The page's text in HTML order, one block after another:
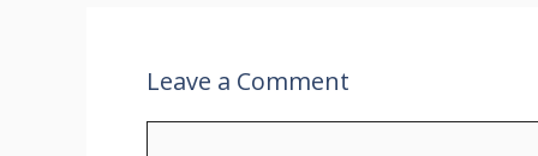
Leave a Comment